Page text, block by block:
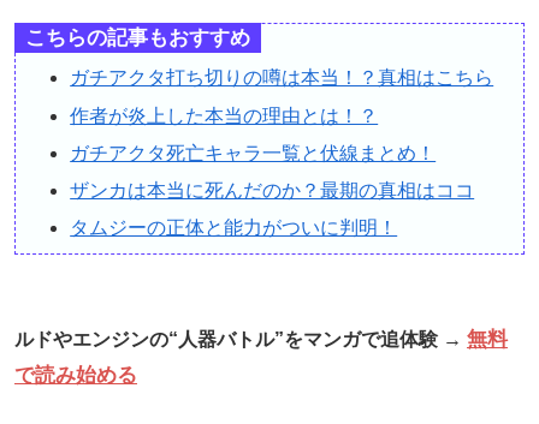
こちらの記事もおすすめ
ガチアクタ打ち切りの噂は本当！？真相はこちら
作者が炎上した本当の理由とは！？
ガチアクタ死亡キャラ一覧と伏線まとめ！
ザンカは本当に死んだのか？最期の真相はココ
タムジーの正体と能力がついに判明！
ルドやエンジンの“人器バトル”をマンガで追体験 → 無料
で読み始める